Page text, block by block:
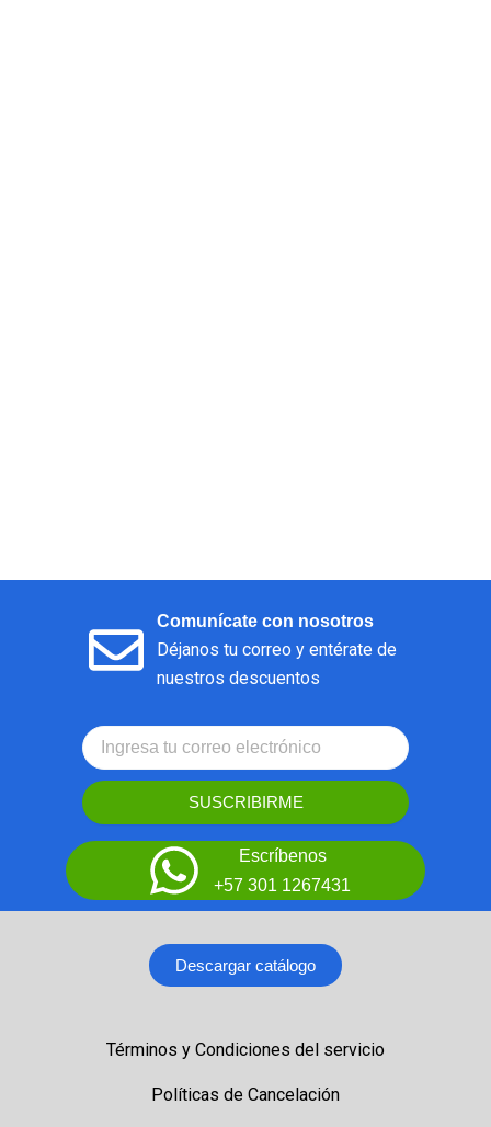
Comunícate con nosotros
Déjanos tu correo y entérate de
nuestros descuentos
SUSCRIBIRME
Escríbenos
+57 301 1267431
Descargar catálogo
Términos y Condiciones del servicio
Políticas de Cancelación